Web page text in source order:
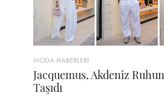
MODA HABERLERİ
Jacquemus, Akdeniz
Taşıdı